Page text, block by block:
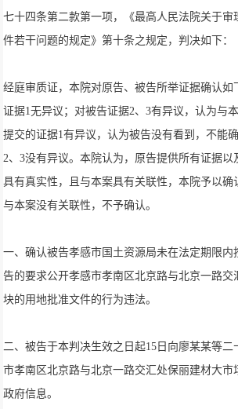
七十四条第二款第一项，《最高人民法院关于审
件若干问题的规定》第十条之规定，判决如下：
经庭审质证，本院对原告、被告所举证据确认如
证据1无异议；对被告证据2、3有异议，认为与
提交的证据1有异议，认为被告没有看到，不能
2、3没有异议。本院认为，原告提供所有证据以
具有真实性，且与本案具有关联性，本院予以确
与本案没有关联性，不予确认。
一、确认被告孝感市国土资源局未在法定期限内
告的要求公开孝感市孝南区北京路与北京一路交
块的用地批准文件的行为违法。
二、被告于本判决生效之日起15日向廖某某等
市孝南区北京路与北京一路交汇处保丽建材大市
政府信息。